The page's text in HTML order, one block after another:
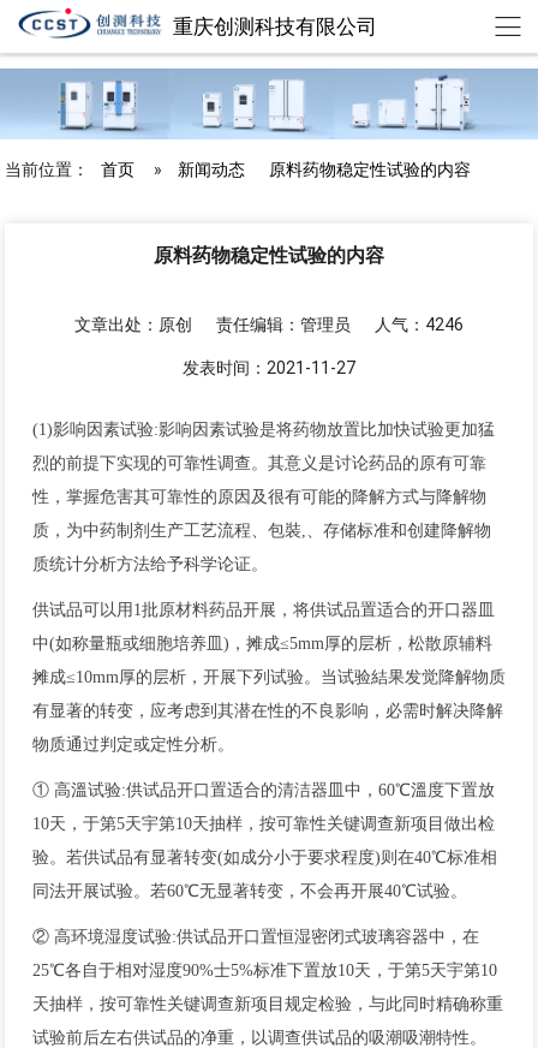
重庆创测科技有限公司
欢迎来到重庆创测科技有限公司 chuangce@cqccst.com
当前位置： 首页 » 新闻动态 原料药物稳定性试验的内容
原料药物稳定性试验的内容
文章出处：原创 责任编辑：管理员 人气：4246
发表时间：2021-11-27
(1)影响因素试验:影响因素试验是将药物放置比加快试验更加猛
烈的前提下实现的可靠性调查。其意义是讨论药品的原有可靠
性，掌握危害其可靠性的原因及很有可能的降解方式与降解物
质，为中药制剂生产工艺流程、包裝,、存储标准和创建降解物
质统计分析方法给予科学论证。
供试品可以用1批原材料药品开展，将供试品置适合的开口器皿
中(如称量瓶或细胞培养皿)，摊成≤5mm厚的层析，松散原辅料
摊成≤10mm厚的层析，开展下列试验。当试验結果发觉降解物质
有显著的转变，应考虑到其潜在性的不良影响，必需时解决降解
物质通过判定或定性分析。
① 高溫试验:供试品开口置适合的清洁器皿中，60℃溫度下置放
10天，于第5天宇第10天抽样，按可靠性关键调查新项目做出检
验。若供试品有显著转变(如成分小于要求程度)则在40℃标准相
同法开展试验。若60℃无显著转变，不会再开展40℃试验。
② 高环境湿度试验:供试品开口置恒湿密闭式玻璃容器中，在
25℃各自于相对湿度90%士5%标准下置放10天，于第5天宇第10
天抽样，按可靠性关键调查新项目规定检验，与此同时精确称重
试验前后左右供试品的净重，以调查供试品的吸潮吸潮特性。